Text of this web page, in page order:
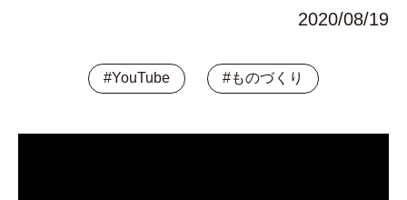
2020/08/19
#YouTube #ものづくり